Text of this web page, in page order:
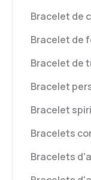
Bracelet de
Bracelet de
Bracelet de
Bracelet
Bracelet
Bracelets
Bracelets